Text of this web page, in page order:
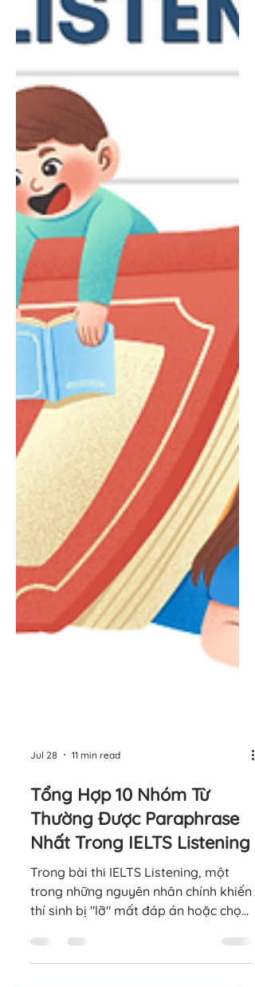
Jul 28 11 min read
Tổng Hợp 10 Nhóm Từ
Thường Được Paraphrase
Nhất Trong IELTS Listening
Trong bài thi IELTS Listening, một
thí sinh bị "lỡ" mất đáp án hoặc chọn
nhầm câu trả lời sai chính là bẫy
paraphrase (diễn đạt lại bằng từ